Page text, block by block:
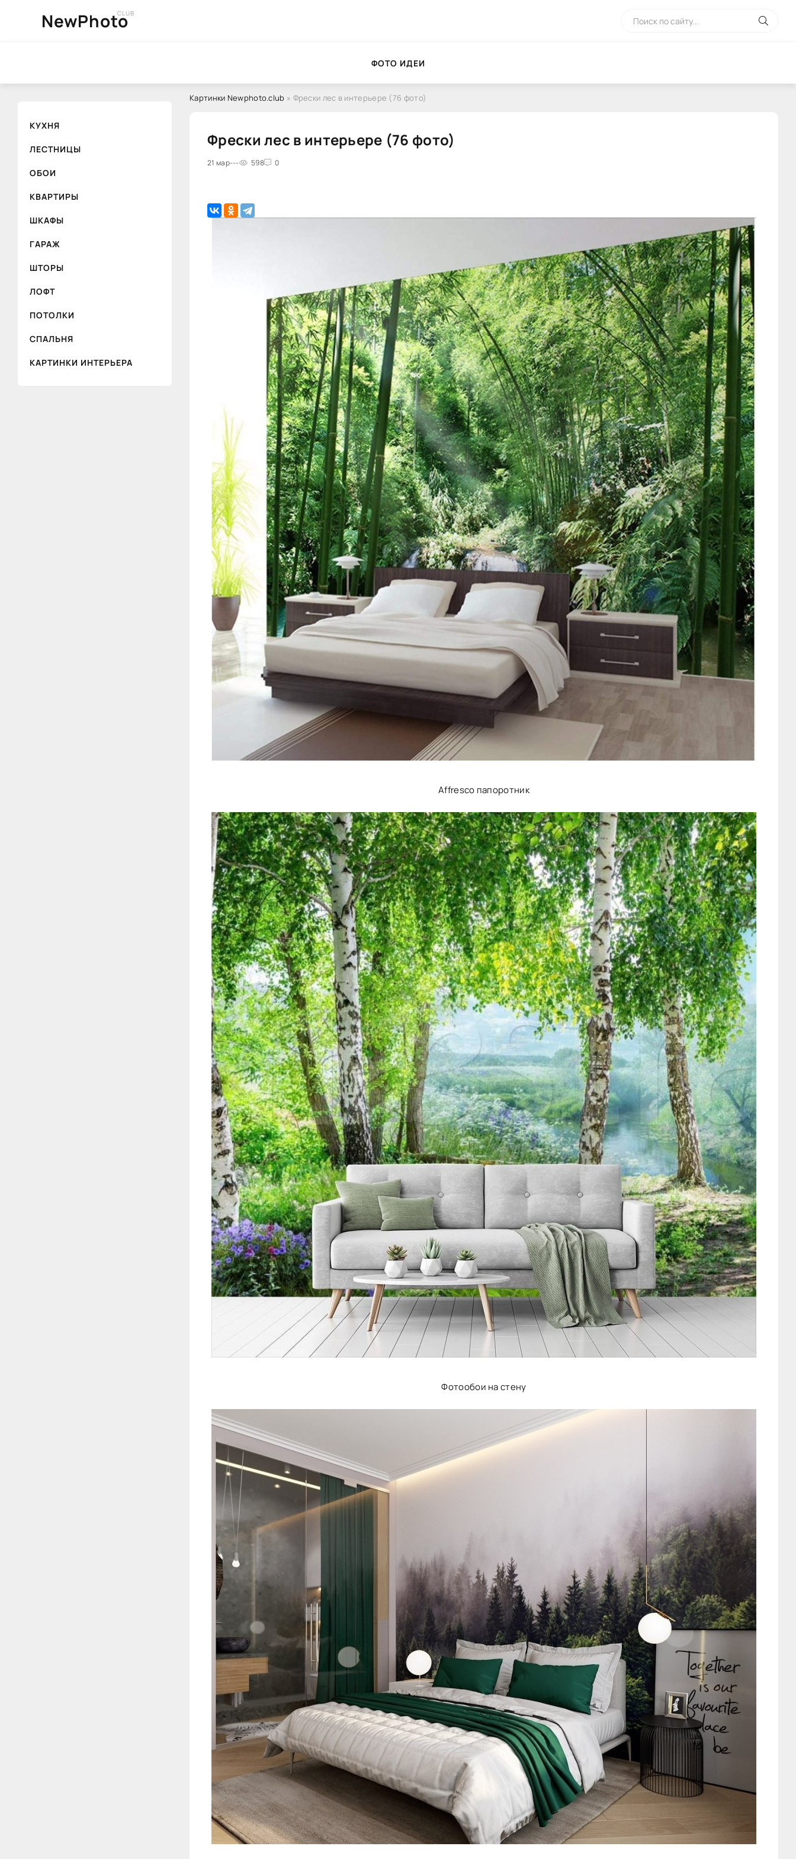
NewPhoto
CLUB
ФОТО ИДЕИ
КУХНЯ
ЛЕСТНИЦЫ
ОБОИ
КВАРТИРЫ
ШКАФЫ
ГАРАЖ
ШТОРЫ
ЛОФТ
ПОТОЛКИ
СПАЛЬНЯ
КАРТИНКИ ИНТЕРЬЕРА
Картинки Newphoto.club » Фрески лес в интерьере (76 фото)
Фрески лес в интерьере (76 фото)
21 мар--- 598 0
Affresco папоротник
Фотообои на стену